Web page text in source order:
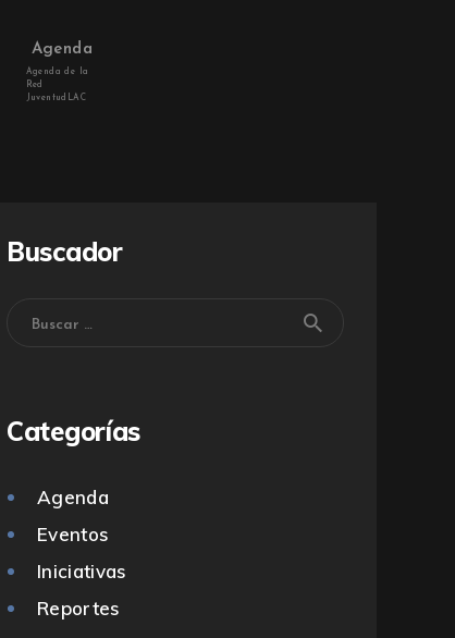
Agenda
Agenda de la
Red
JuventudLAC
Buscador
Categorías
Agenda
Eventos
Iniciativas
Reportes